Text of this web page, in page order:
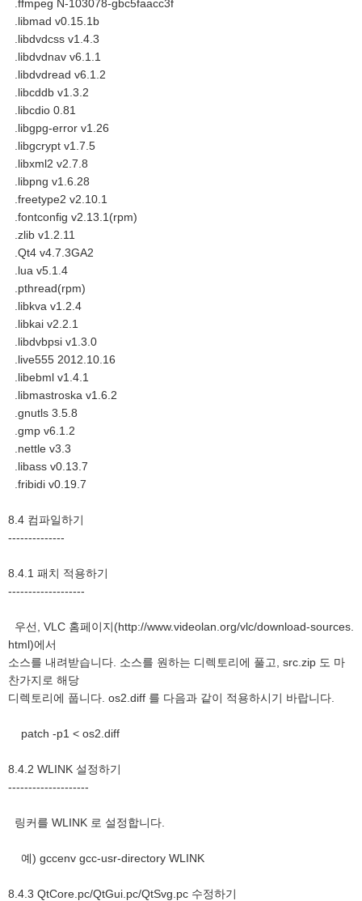
.ffmpeg N-103078-gbc5faacc3f
.libmad v0.15.1b
.libdvdcss v1.4.3
.libdvdnav v6.1.1
.libdvdread v6.1.2
.libcddb v1.3.2
.libcdio 0.81
.libgpg-error v1.26
.libgcrypt v1.7.5
.libxml2 v2.7.8
.libpng v1.6.28
.freetype2 v2.10.1
.fontconfig v2.13.1(rpm)
.zlib v1.2.11
.Qt4 v4.7.3GA2
.lua v5.1.4
.pthread(rpm)
.libkva v1.2.4
.libkai v2.2.1
.libdvbpsi v1.3.0
.live555 2012.10.16
.libebml v1.4.1
.libmastroska v1.6.2
.gnutls 3.5.8
.gmp v6.1.2
.nettle v3.3
.libass v0.13.7
.fribidi v0.19.7
8.4 컴파일하기
--------------
8.4.1 패치 적용하기
-------------------
우선, VLC 홈페이지(http://www.videolan.org/vlc/download-sources.
html)에서
소스를 내려받습니다. 소스를 원하는 디렉토리에 풀고, src.zip 도 마
찬가지로 해당
디렉토리에 풉니다. os2.diff 를 다음과 같이 적용하시기 바랍니다.
patch -p1 < os2.diff
8.4.2 WLINK 설정하기
--------------------
링커를 WLINK 로 설정합니다.
예) gccenv gcc-usr-directory WLINK
8.4.3 QtCore.pc/QtGui.pc/QtSvg.pc 수정하기